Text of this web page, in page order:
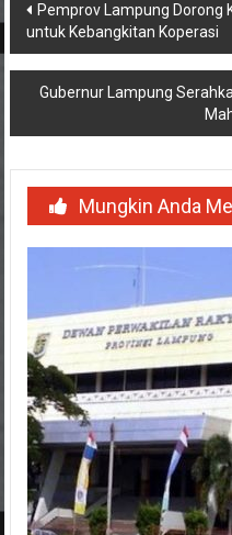
pos
Pemprov Lampung Dorong
untuk Kebangkitan Koperasi
Gubernur Lampung
Mungkin Anda